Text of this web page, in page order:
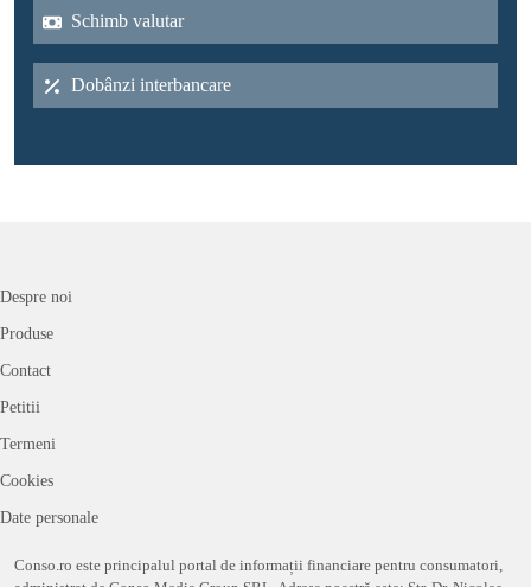
Schimb valutar
Dobânzi interbancare
Despre noi
Produse
Contact
Petitii
Termeni
Cookies
Date personale
Conso.ro este principalul portal de informații financiare pentru consumatori,